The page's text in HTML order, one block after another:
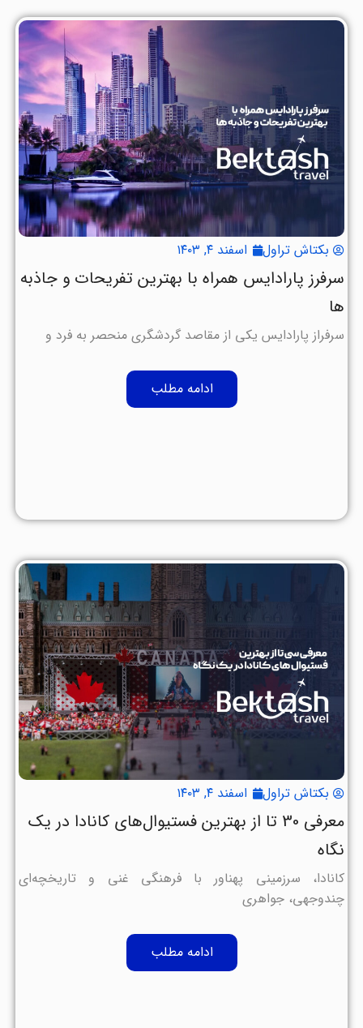
بکتاش تراول اسفند ۴, ۱۴۰۳
سرفرز پارادایس همراه با بهترین تفریحات و جاذبه
ها
سرفراز پارادایس یکی از مقاصد گردشگری منحصر به فرد و
ادامه مطلب
بکتاش تراول اسفند ۴, ۱۴۰۳
معرفی 30 تا از بهترین فستیوال‌های کانادا در یک
نگاه
کانادا، سرزمینی پهناور با فرهنگی غنی و تاریخچه‌ای
چندوجهی، جواهری
ادامه مطلب